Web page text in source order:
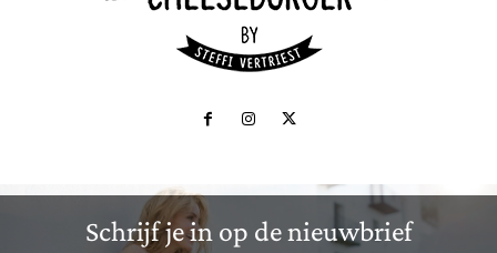
Schrijf je in op de nieuwbrief